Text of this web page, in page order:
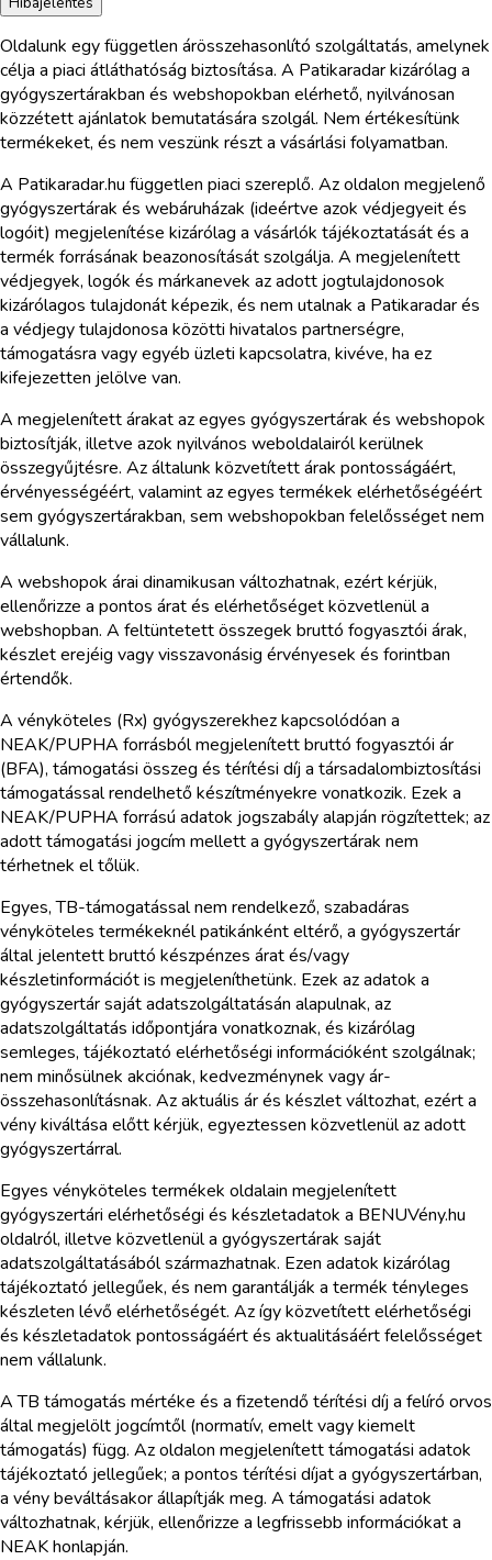
Oldalunk egy független árösszehasonlító szolgáltatás, amelynek
célja a piaci átláthatóság biztosítása. A Patikaradar kizárólag a
gyógyszertárakban és webshopokban elérhető, nyilvánosan
közzétett ajánlatok bemutatására szolgál. Nem értékesítünk
termékeket, és nem veszünk részt a vásárlási folyamatban.
A Patikaradar.hu független piaci szereplő. Az oldalon megjelenő
gyógyszertárak és webáruházak (ideértve azok védjegyeit és
logóit) megjelenítése kizárólag a vásárlók tájékoztatását és a
termék forrásának beazonosítását szolgálja. A megjelenített
védjegyek, logók és márkanevek az adott jogtulajdonosok
kizárólagos tulajdonát képezik, és nem utalnak a Patikaradar és
a védjegy tulajdonosa közötti hivatalos partnerségre,
támogatásra vagy egyéb üzleti kapcsolatra, kivéve, ha ez
kifejezetten jelölve van.
A megjelenített árakat az egyes gyógyszertárak és webshopok
biztosítják, illetve azok nyilvános weboldalairól kerülnek
összegyűjtésre. Az általunk közvetített árak pontosságáért,
érvényességéért, valamint az egyes termékek elérhetőségéért
sem gyógyszertárakban, sem webshopokban felelősséget nem
vállalunk.
A webshopok árai dinamikusan változhatnak, ezért kérjük,
ellenőrizze a pontos árat és elérhetőséget közvetlenül a
webshopban. A feltüntetett összegek bruttó fogyasztói árak,
készlet erejéig vagy visszavonásig érvényesek és forintban
értendők.
A vényköteles (Rx) gyógyszerekhez kapcsolódóan a
NEAK/PUPHA forrásból megjelenített bruttó fogyasztói ár
(BFA), támogatási összeg és térítési díj a társadalombiztosítási
támogatással rendelhető készítményekre vonatkozik. Ezek a
NEAK/PUPHA forrású adatok jogszabály alapján rögzítettek; az
adott támogatási jogcím mellett a gyógyszertárak nem
térhetnek el tőlük.
Egyes, TB-támogatással nem rendelkező, szabadáras
vényköteles termékeknél patikánként eltérő, a gyógyszertár
által jelentett bruttó készpénzes árat és/vagy
készletinformációt is megjeleníthetünk. Ezek az adatok a
gyógyszertár saját adatszolgáltatásán alapulnak, az
adatszolgáltatás időpontjára vonatkoznak, és kizárólag
semleges, tájékoztató elérhetőségi információként szolgálnak;
nem minősülnek akciónak, kedvezménynek vagy ár-
összehasonlításnak. Az aktuális ár és készlet változhat, ezért a
vény kiváltása előtt kérjük, egyeztessen közvetlenül az adott
gyógyszertárral.
Egyes vényköteles termékek oldalain megjelenített
gyógyszertári elérhetőségi és készletadatok a BENUVény.hu
oldalról, illetve közvetlenül a gyógyszertárak saját
adatszolgáltatásából származhatnak. Ezen adatok kizárólag
tájékoztató jellegűek, és nem garantálják a termék tényleges
készleten lévő elérhetőségét. Az így közvetített elérhetőségi
és készletadatok pontosságáért és aktualitásáért felelősséget
nem vállalunk.
A TB támogatás mértéke és a fizetendő térítési díj a felíró orvos
által megjelölt jogcímtől (normatív, emelt vagy kiemelt
támogatás) függ. Az oldalon megjelenített támogatási adatok
tájékoztató jellegűek; a pontos térítési díjat a gyógyszertárban,
a vény beváltásakor állapítják meg. A támogatási adatok
változhatnak, kérjük, ellenőrizze a legfrissebb információkat a
NEAK honlapján.